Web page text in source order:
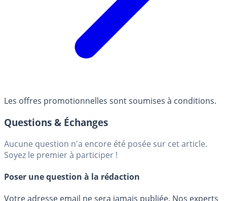
Les offres promotionnelles sont soumises à conditions.
Questions & Échanges
Aucune question n'a encore été posée sur cet article.
Soyez le premier à participer !
Poser une question à la rédaction
Votre adresse email ne sera jamais publiée. Nos experts